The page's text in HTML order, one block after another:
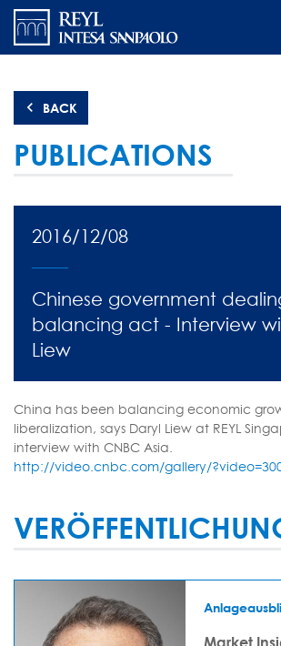
Direkt
zum
Inhalt
BACK
PUBLICATIONS
2016/12/08
Chinese government
balancing act - Interview
Liew
China has been balancing economic
liberalization, says Daryl Liew at REYL
interview with CNBC Asia.
http://video.cnbc.com/gallery/
Market